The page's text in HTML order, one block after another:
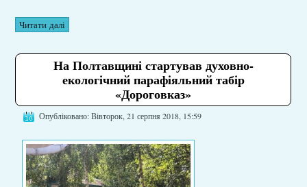
Читати далі
На Полтавщині стартував духовно-
екологічний парафіяльний табір
«Дороговказ»
Опубліковано: Вівторок, 21 серпня 2018, 15:59